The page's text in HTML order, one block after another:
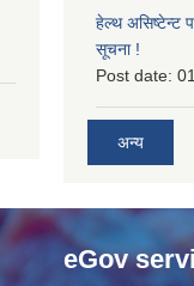
हेल्थ असिष्टेन्ट
सूचना !
Post date:
अन्य
eGov